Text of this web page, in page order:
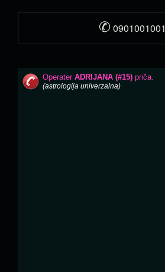
✆ 0901001001